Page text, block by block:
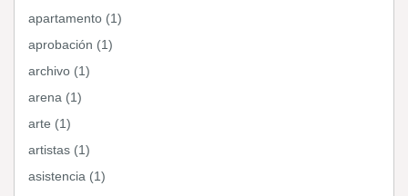
apartamento (1)
aprobación (1)
archivo (1)
arena (1)
arte (1)
artistas (1)
asistencia (1)